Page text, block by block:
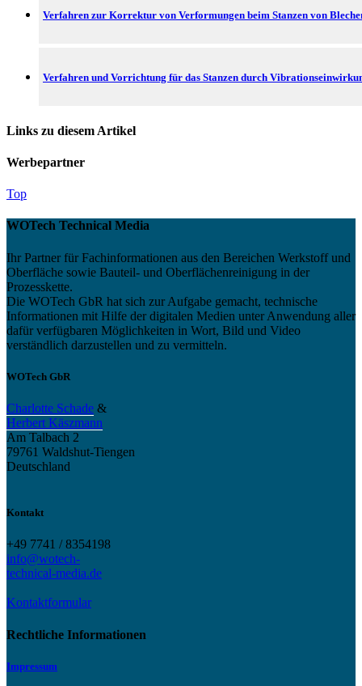
Verfahren zur Korrektur von Verformungen beim Stanzen von
Verfahren und Vorrichtung für das Stanzen durch
Links zu diesem Artikel
Werbepartner
Top
WOTech Technical Media
Ihr Partner für Fachinformationen aus den Bereichen Werkstoff und
Oberfläche sowie Bauteil- und Oberflächenreinigung in der
Prozesskette.
Die WOTech GbR hat sich zur Aufgabe gemacht, technische
Informationen mit Hilfe der digitalen Medien unter Anwendung aller
dafür verfügbaren Möglichkeiten in Wort, Bild und Video
verständlich darzustellen und zu vermitteln.
WOTech GbR
Charlotte Schade &
Herbert Käszmann
Am Talbach 2
79761 Waldshut-Tiengen
Deutschland
Kontakt
+49 7741 / 8354198
info@wotech-
technical-media.de
Kontaktformular
Rechtliche Informationen
Impressum